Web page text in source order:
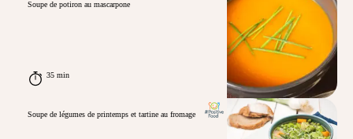
Soupe de potiron au mascarpone
35 min
Soupe de légumes de printemps et tartine au fromage